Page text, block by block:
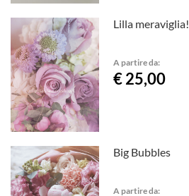
Lilla meraviglia!
A partire da:
€ 25,00
Big Bubbles
A partire da: